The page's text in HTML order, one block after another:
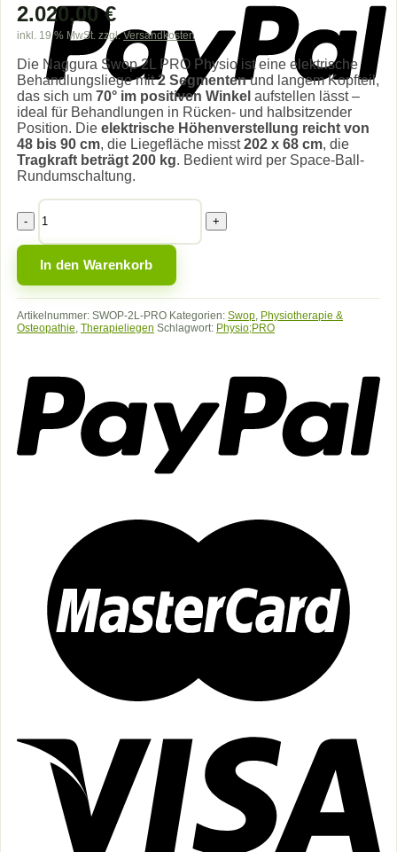
2.020,00€
inkl. 19 % MwSt. zzgl.Versandkosten
Die Naggura Swop 2L PRO Physio ist eine elektrische
Behandlungsliege mit2 Segmentenund langem Kopfteil,
das sich um 70° im positiven Winkel aufstellen lässt –
ideal für Behandlungen in Rücken- und halbsitzender
Position. Die elektrische Höhenverstellung reicht von
48 bis 90 cm, die Liegefläche misst202 x 68 cm, die
Tragkraft beträgt 200 kg. Bedient wird per Space-Ball-
Rundumschaltung.
Naggura
Swop
2L
Physio
Menge
In den Warenkorb
Artikelnummer: SWOP-2L-PRO Kategorien: Swop Physiotherapie &
Osteopathie Therapieliegen Schlagwort: Physio;PRO